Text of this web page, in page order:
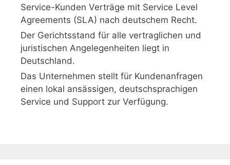
Service-Kunden Verträge mit Service Level
Agreements (SLA) nach deutschem Recht.
Der Gerichtsstand für alle vertraglichen und
juristischen Angelegenheiten liegt in
Deutschland.
Das Unternehmen stellt für Kundenanfragen
einen lokal ansässigen, deutschsprachigen
Service und Support zur Verfügung.